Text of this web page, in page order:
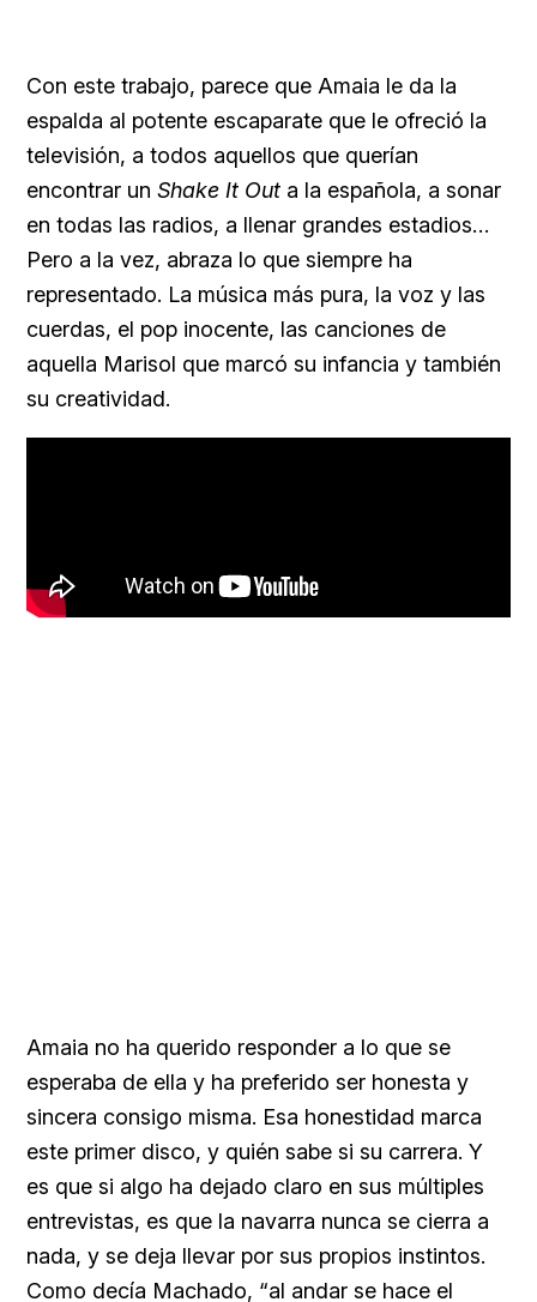
Con este trabajo, parece que Amaia le da la
espalda al potente escaparate que le ofreció la
televisión, a todos aquellos que querían
encontrar un Shake It Out a la española, a sonar
en todas las radios, a llenar grandes estadios…
Pero a la vez, abraza lo que siempre ha
representado. La música más pura, la voz y las
cuerdas, el pop inocente, las canciones de
aquella Marisol que marcó su infancia y también
su creatividad.
Amaia no ha querido responder a lo que se
esperaba de ella y ha preferido ser honesta y
sincera consigo misma. Esa honestidad marca
este primer disco, y quién sabe si su carrera. Y
es que si algo ha dejado claro en sus múltiples
entrevistas, es que la navarra nunca se cierra a
nada, y se deja llevar por sus propios instintos.
Como decía Machado, “al andar se hace el